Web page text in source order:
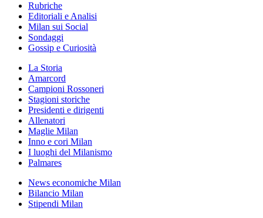
Rubriche
Editoriali e Analisi
Milan sui Social
Sondaggi
Gossip e Curiosità
La Storia
Amarcord
Campioni Rossoneri
Stagioni storiche
Presidenti e dirigenti
Allenatori
Maglie Milan
Inno e cori Milan
I luoghi del Milanismo
Palmares
News economiche Milan
Bilancio Milan
Stipendi Milan